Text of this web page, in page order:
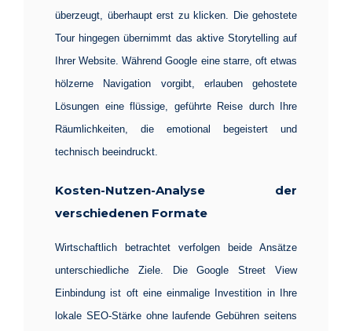
überzeugt, überhaupt erst zu klicken. Die gehostete
Tour hingegen übernimmt das aktive Storytelling auf
Ihrer Website. Während Google eine starre, oft etwas
hölzerne Navigation vorgibt, erlauben gehostete
Lösungen eine flüssige, geführte Reise durch Ihre
Räumlichkeiten, die emotional begeistert und
technisch beeindruckt.
Kosten-Nutzen-Analyse der
verschiedenen Formate
Wirtschaftlich betrachtet verfolgen beide Ansätze
unterschiedliche Ziele. DieGoogle Street View
Einbindung ist oft eine einmalige Investition in Ihre
lokale SEO-Stärke ohne laufende Gebühren seitens